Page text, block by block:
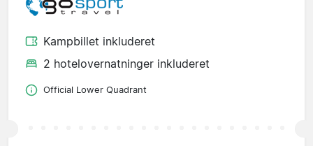
Kampbillet inkluderet
2 hotelovernatninger inkluderet
Official Lower Quadrant